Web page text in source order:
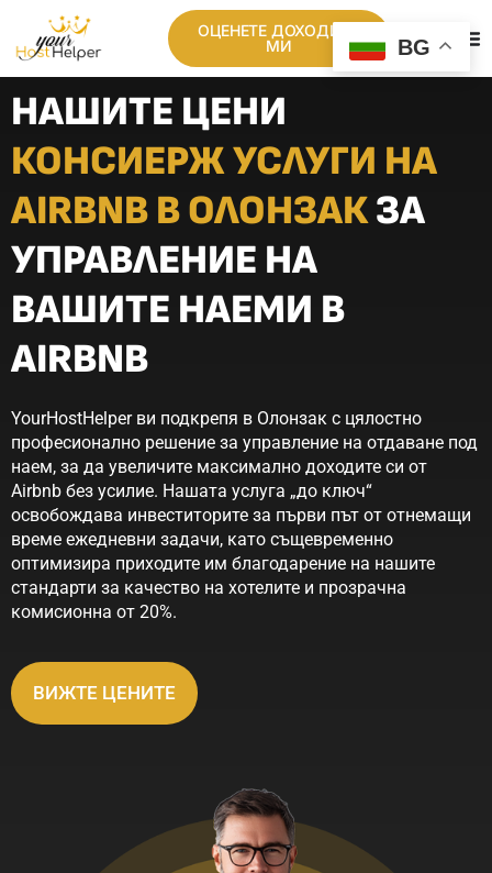
ОЦЕНЕТЕ ДОХОДИТЕ
МИ
НАШИТЕ ЦЕНИ
КОНСИЕРЖ УСЛУГИ НА
AIRBNB В ОЛОНЗАКЗА
УПРАВЛЕНИЕ НА
ВАШИТЕ НАЕМИ В
AIRBNB
YourHostHelper ви подкрепя в Олонзак с цялостно
професионално решение за управление на отдаване под
наем, за да увеличите максимално доходите си от
Airbnb без усилие. Нашата услуга „до ключ“
освобождава инвеститорите за първи път от отнемащи
време ежедневни задачи, като същевременно
оптимизира приходите им благодарение на нашите
стандарти за качество на хотелите и прозрачна
комисионна от 20%.
ВИЖТЕ ЦЕНИТЕ
BG